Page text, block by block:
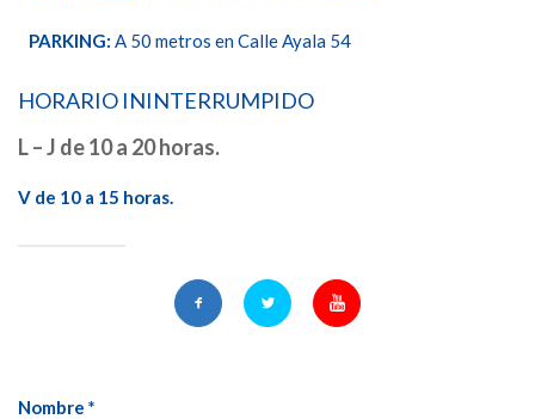
PARKING: A 50 metros en Calle Ayala 54
HORARIO ININTERRUMPIDO
L – J de 10 a 20 horas.
V de 10 a 15 horas.
Nombre *